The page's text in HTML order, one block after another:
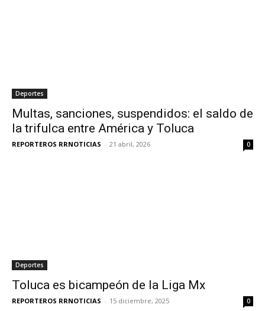
Deportes
Multas, sanciones, suspendidos: el saldo de
la trifulca entre América y Toluca
REPORTEROS RRNOTICIAS - 21 abril, 2026 0
Deportes
Toluca es bicampeón de la Liga Mx
REPORTEROS RRNOTICIAS - 15 diciembre, 2025 0